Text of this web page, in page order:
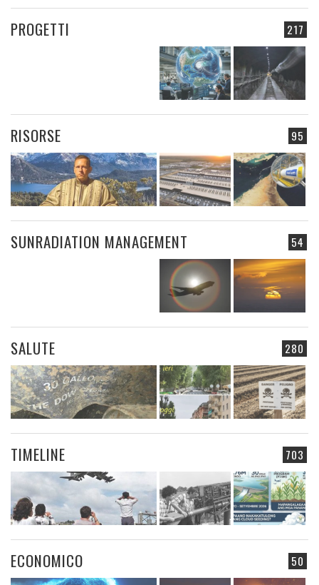
217
PROGETTI
95
RISORSE
54
SUNRADIATION MANAGEMENT
280
SALUTE
703
TIMELINE
50
ECONOMICO